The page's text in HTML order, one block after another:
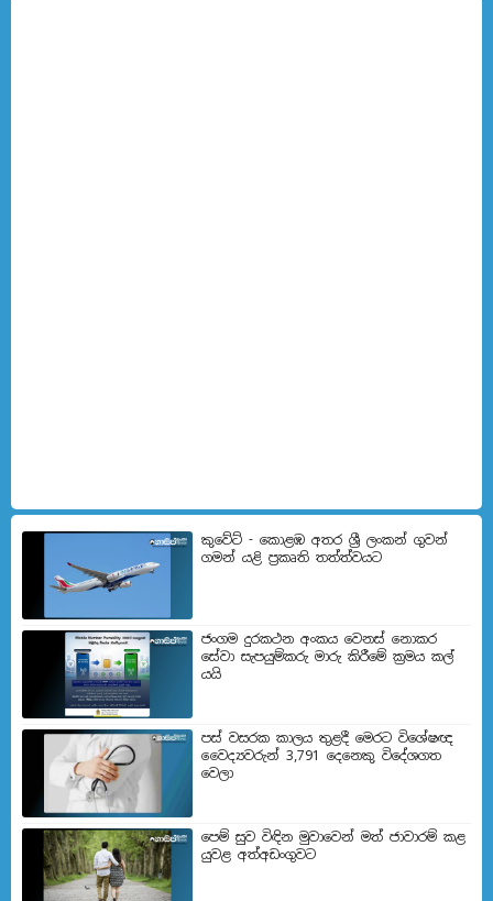
කුවේට් - කොළඹ අතර ශ්‍රී ලංකන් ගුවන්
ගමන් යළි ප්‍රකෘති තත්ත්වයට
ජංගම දුරකථන අංකය වෙනස් නොකර
සේවා සැපයුම්කරු මාරු කිරීමේ ක්‍රමය කල්
යයි
පස් වසරක කාලය තුළදී මෙරට විශේෂඥ
වෛද්‍යවරුන් 3,791 දෙනෙකු විදේශගත
වෙලා
පෙම් සුව විඳින මුවාවෙන් මත් ජාවාරම් කළ
යුවළ අත්අඩංගුවට